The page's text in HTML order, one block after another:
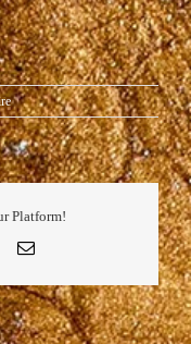
Platform!
PinterestEmail